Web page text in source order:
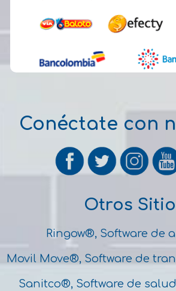
Conéctate con
Otros
Ringow®, Software de
Movil Move®, Software de
Sanitco®, Software de